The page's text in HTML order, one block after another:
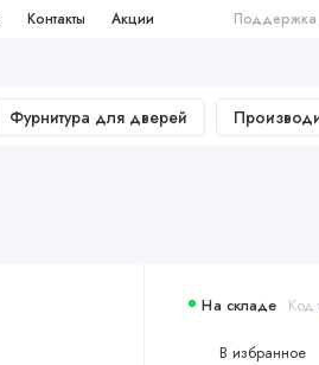
Контакты Акции Поддержка
Фурнитура для дверей
На складе Код
В избранное